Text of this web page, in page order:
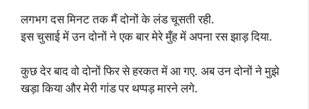
लगभग दस मिनट तक मैं दोनों के लंड चूसती रही.
इस चुसाई में उन दोनों ने एक बार मेरे मुँह में अपना रस झाड़ दिया.
कुछ देर बाद वो दोनों फिर से हरकत में आ गए. अब उन दोनों ने मुझे
खड़ा किया और मेरी गांड पर थप्पड़ मारने लगे.